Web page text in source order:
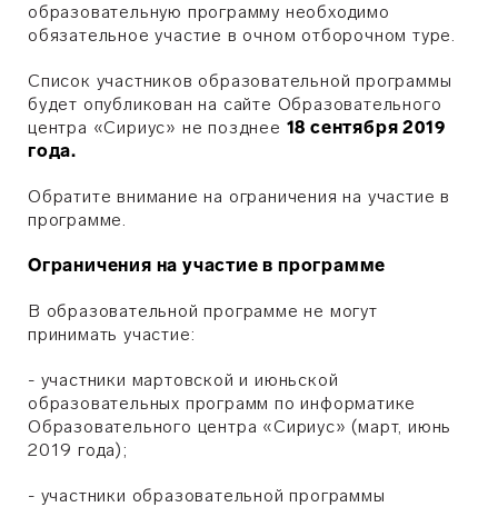
образовательную программу необходимо
обязательное участие в очном отборочном туре.
Список участников образовательной программы
будет опубликован на сайте Образовательного
центра «Сириус» не позднее 18 сентября 2019
года.
Обратите внимание на ограничения на участие в
программе.
Ограничения на участие в программе
В образовательной программе не могут
принимать участие:
- участники мартовской и июньской
образовательных программ по информатике
Образовательного центра «Сириус» (март, июнь
2019 года);
- участники образовательной программы